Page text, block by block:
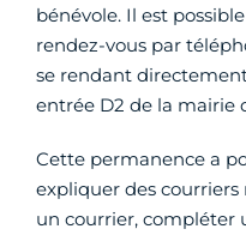
bénévole. Il est
rendez-vous par
se rendant directement
entrée D2 de la mairie
Cette permanence a
expliquer des courriers
un courrier, compléter